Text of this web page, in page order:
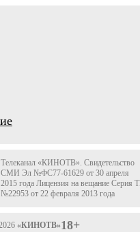
Телеканал «КИНОТВ». Свидетельство
СМИ Эл №ФС77-61629 от 30 апреля
2015 года Лицензия на вещание Серия
№22953 от 22 февраля 2013 года
«КИНОТВ»18+